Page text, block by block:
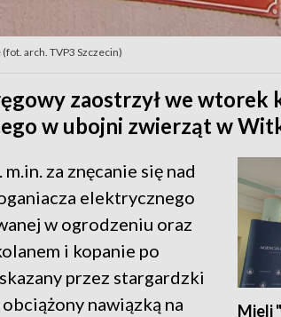
arch. TVP3 Szczecin)
zaostrzył we wtorek
w ubojni zwierząt w
Mieli
za znęcanie się nad
elektrycznego
w ogrodzeniu oraz
i kopanie po
przez stargardzki
obciążony nawiązką na